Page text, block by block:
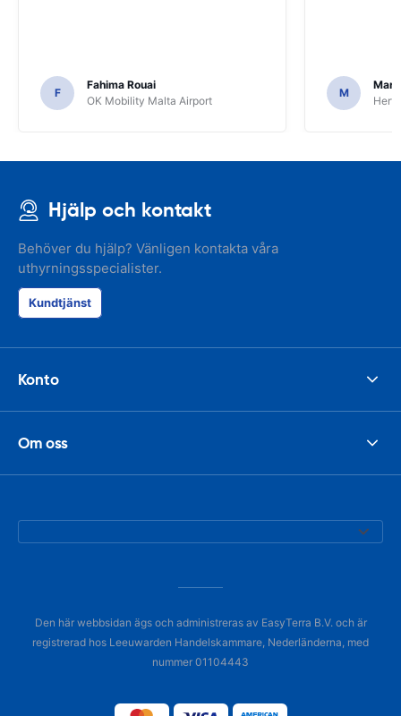
F
Fahima Rouai
OK Mobility Malta Airport
M
Hjälp och kontakt
Behöver du hjälp? Vänligen kontakta våra
uthyrningsspecialister.
Kundtjänst
Konto
Om oss
Den här webbsidan ägs och administreras av EasyTerra B.V. och är
registrerad hos Leeuwarden Handelskammare, Nederländerna, med
nummer 01104443